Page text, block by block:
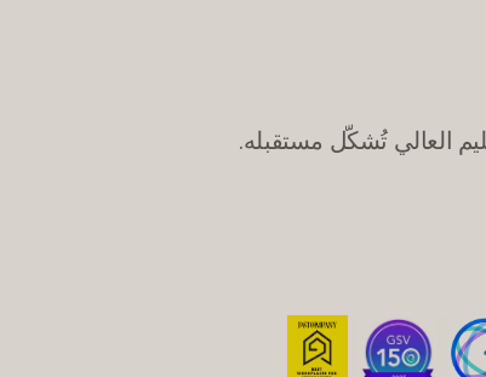
العالي تُشكّل مستقبله.